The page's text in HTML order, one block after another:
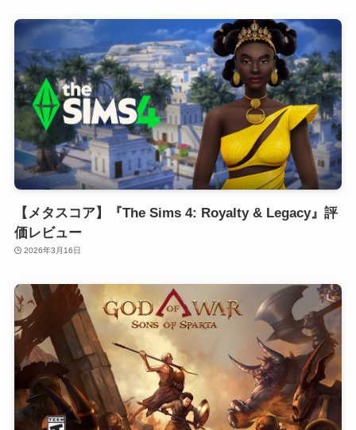
【メタスコア】『The Sims 4: Royalty & Legacy』評
価レビュー
2026年3月16日